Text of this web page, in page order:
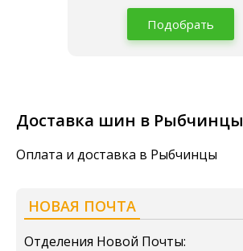
Подобрать
Доставка шин в Рыбчинцы
Оплата и доставка в Рыбчинцы
НОВАЯ ПОЧТА
Отделения Новой Почты: